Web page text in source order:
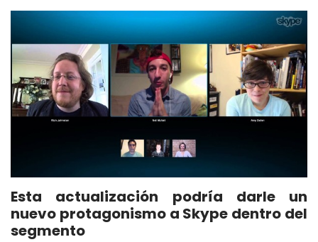
Esta actualización podría darle un
nuevo protagonismo a Skype dentro del
segmento